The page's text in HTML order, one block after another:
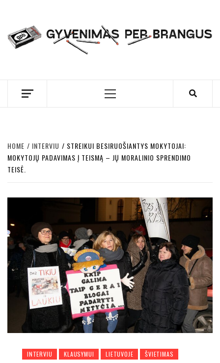
content
BRANGUS
Menu
HOME INTERVIU
STREIKUI BESIRUOŠIANTYS MOKYTOJAI:
MOKYTOJŲ PADAVIMAS Į TEISMĄ – JŲ MORALINIO SPRENDIMO
TEISĖ.
INTERVIU KLAUSYMUI LIETUVOJE ŠVIETIMAS